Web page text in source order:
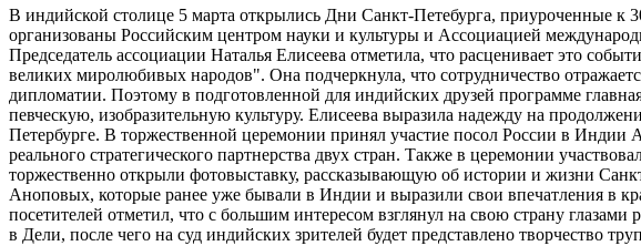
В индийской столице 5 марта открылись Дни Санкт-Петебурга, приуроченные
организованы Российским центром науки и культуры и Ассоциацией
Председатель ассоциации Наталья Елисеева отметила, что расценивает это
великих миролюбивых народов". Она подчеркнула, что сотрудничество
дипломатии. Поэтому в подготовленной для индийских друзей программе
певческую, изобразительную культуру. Елисеева выразила надежду на
Петербурге. В торжественной церемонии принял участие посол России в
реального стратегического партнерства двух стран. Также в церемонии
торжественно открыли фотовыставку, рассказывающую об истории и жизни
Аноповых, которые ранее уже бывали в Индии и выразили свои впечатления в
посетителей отметил, что с большим интересом взглянул на свою страну
в Дели, после чего на суд индийских зрителей будет представлено творчество